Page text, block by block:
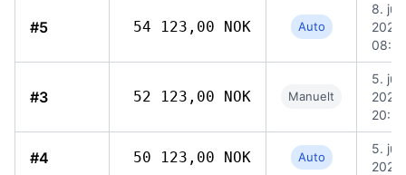
#5 54 123,00 NOK Auto
8. juni
2026,
#3 52 123,00 NOK Manuelt
5. juni
2026,
20:56
#4 50 123,00 NOK Auto
5. juni